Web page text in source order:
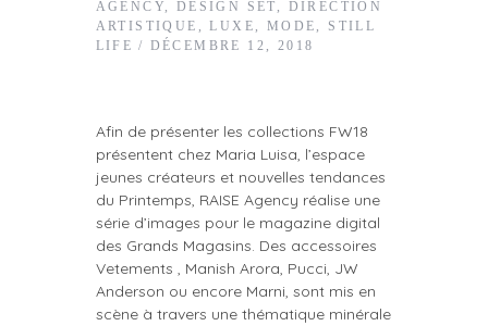
AGENCY, DESIGN SET , DIRECTION
ARTISTIQUE ,LUXE , MODE , STILL
LIFE
DÉCEMBRE 12, 2018
Afin de présenter les collections FW18
présentent chez Maria Luisa, l’espace
jeunes créateurs et nouvelles tendances
du Printemps, RAISE Agency réalise une
série d’images pour le magazine digital
des Grands Magasins. Des accessoires
Vetements , Manish Arora, Pucci, JW
Anderson ou encore Marni, sont mis en
scène à travers une thématique minérale